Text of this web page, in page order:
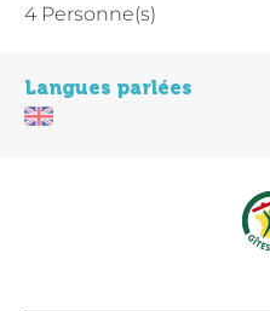
4 Personne(s)
Langues parlées